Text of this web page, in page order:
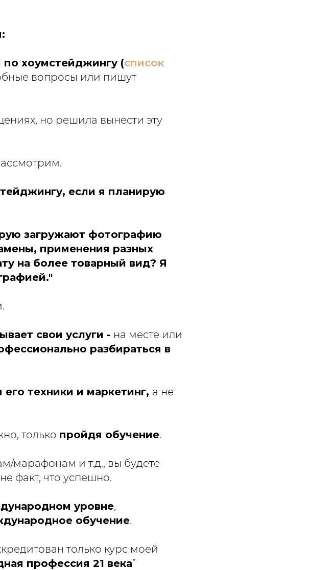
по хоумстейджингу (список
вопросы или пишут
но решила вынести эту
если я планирую
загружают фотографию
применения разных
на более товарный вид? Я
свои услуги - на месте или
разбираться в
техники и маркетинг, а не
только пройдя обучение.
марафонам и т.д., вы будете
факт, что успешно.
уровне,
обучение.
только курс моей
профессия 21 века”